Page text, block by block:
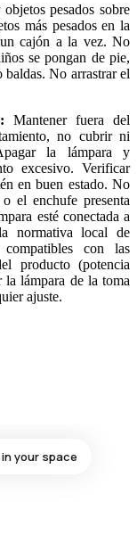
pesados sobre
más pesados en la
cajón a la vez. No
se pongan de pie,
baldas. No arrastrar el
Mantener fuera del
no cubrir ni
la lámpara y
excesivo. Verificar
en buen estado. No
el enchufe presenta
esté conectada a
normativa local de
con las
producto (potencia
la lámpara de la toma
ajuste.